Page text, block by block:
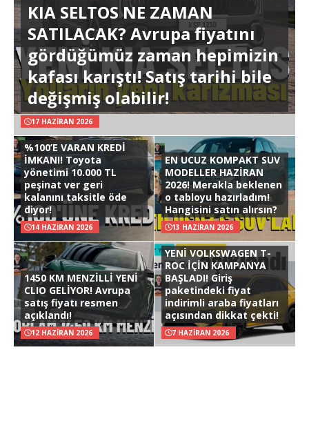
KIA SELTOS NE ZAMAN
SATILACAK? Avrupa fiyatını
gördüğümüz zaman hepimizin
kafası karıştı! Satış tarihi bile
değişmiş olabilir!
17 HAZIRAN 2026
%100’E VARAN KREDİ
İMKANI! Toyota
yönetimi 10.000 TL
peşinat ver geri
kalanını taksitle öde
diyor!
14 HAZIRAN 2026
EN UCUZ KOMPAKT SUV
MODELLER HAZİRAN
2026! Merakla beklenen
o tabloyu hazırladım!
Hangisini satın alırsın?
13 HAZIRAN 2026
1450 KM MENZİLLİ YENİ
CLIO GELİYOR! Avrupa
satış fiyatı resmen
açıklandı!
12 HAZIRAN 2026
YENİ VOLKSWAGEN T-
ROC İÇİN KAMPANYA
BAŞLADI! Giriş
paketindeki fiyat
indirimli araba fiyatları
açısından dikkat çekti!
7 HAZIRAN 2026